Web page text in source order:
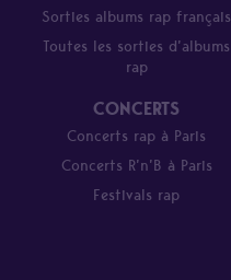
Sorties albums rap français
Toutes les sorties d’albums
rap
CONCERTS
Concerts rap à Paris
Concerts R’n’B à Paris
Festivals rap